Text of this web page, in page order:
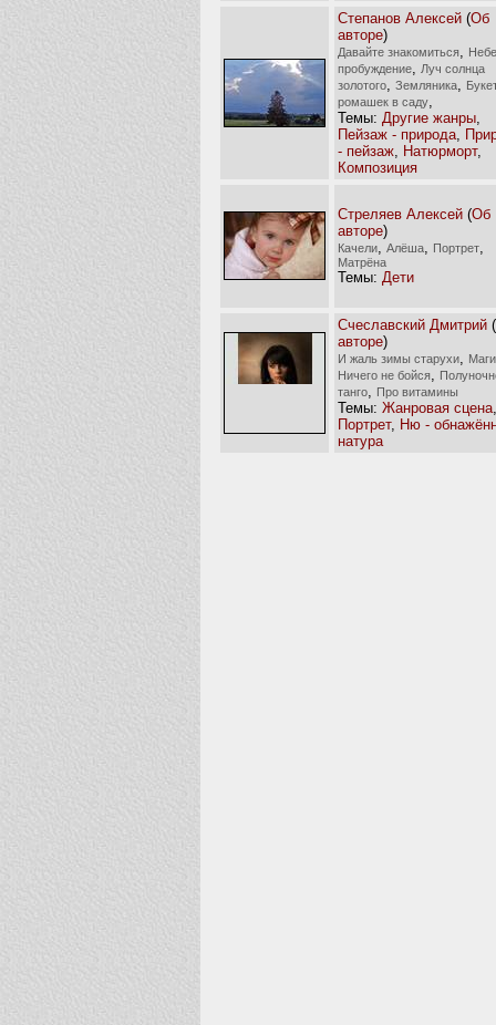
Степанов Алексей (Об
авторе)
Давайте знакомиться
пробуждение
Луч солнца
золотого
Земляника
ромашек в саду
Темы: Другие жанры
Пейзаж - природа
- пейзаж
Натюрморт,
Композиция
Стреляев Алексей (Об
авторе)
Качели Алёша Портрет
Матрёна
Темы: Дети
Счеславский Дмитрий (
авторе)
И жаль зимы старухи
Ничего не бойся
танго
Про витамины
Темы: Жанровая сцена
Портрет, Ню -
натура